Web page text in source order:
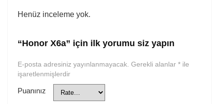
Henüz inceleme yok.
“Honor X6a” için ilk yorumu siz yapın
E-posta adresiniz yayınlanmayacak. Gerekli alanlar * ile
işaretlenmişlerdir
Puanınız